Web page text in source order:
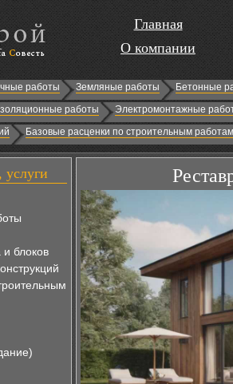
Главная
О компании
работы Земляные работы Бетонные
работы Электромонтажные
Базовые расценки по строительным работам
услуги
и блоков